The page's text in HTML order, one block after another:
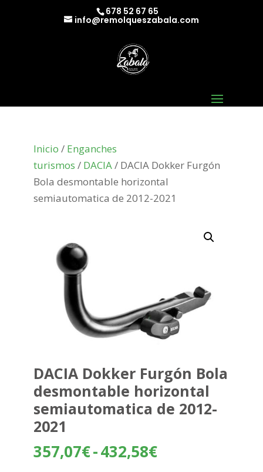
678 52 67 65
info@remolqueszabala.com
Inicio / Enganches
turismos / DACIA/ DACIA Dokker Furgón
Bola desmontable horizontal
semiautomatica de 2012-2021
DACIA Dokker Furgón Bola
desmontable horizontal
semiautomatica de 2012-
2021
357,07€-432,58€Rango